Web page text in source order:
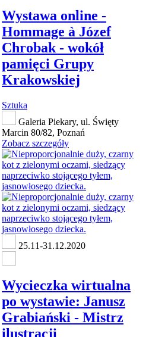
Wystawa online -
Hommage à Józef
Chrobak - wokół
pamięci Grupy
Krakowskiej
Sztuka
Galeria Piekary, ul. Święty
Marcin 80/82, Poznań
Zobacz szczegóły
25.11-31.12.2020
Wycieczka wirtualna
po wystawie: Janusz
Grabiański - Mistrz
ilustracji